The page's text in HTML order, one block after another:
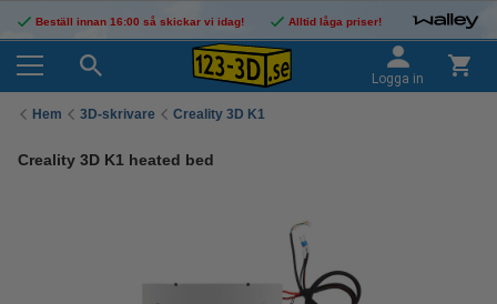
Beställ innan 16:00 så skickar vi idag! Alltid låga priser!
Logga in
Hem 3D-skrivare Creality 3D K1
Creality 3D K1 heated bed